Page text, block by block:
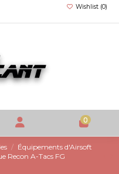
Wishlist (0)
0
Équipements d'Airsoft
Recon A-Tacs FG